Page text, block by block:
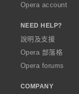
Opera account
NEED HELP?
說明及支援
Opera 部落格
Opera forums
COMPANY